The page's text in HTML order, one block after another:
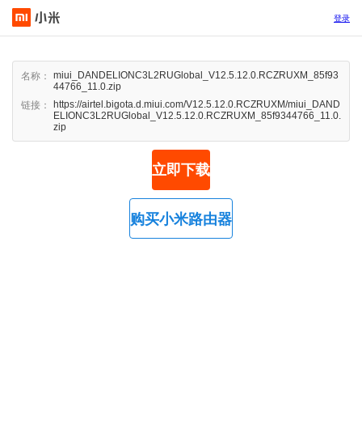
登录
名称：
miui_DANDELIONC3L2RUGlobal_V12.5.12.0.RCZRUXM_85f93
44766_11.0.zip
链接：
https://airtel.bigota.d.miui.com/V12.5.12.0.RCZRUXM/miui_DAND
ELIONC3L2RUGlobal_V12.5.12.0.RCZRUXM_85f9344766_11.0.
zip
立即下载
购买小米路由器